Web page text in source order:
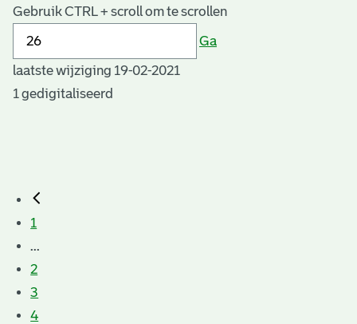
Gebruik CTRL + scroll om te scrollen
Ga
laatste wijziging 19-02-2021
1 gedigitaliseerd
1
...
2
3
4